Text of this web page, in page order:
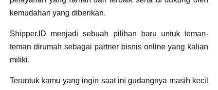
kemudahan yang diberikan.
Shipper.ID menjadi sebuah pilihan baru untuk teman-
teman dirumah sebagai partner bisnis online yang kalian
miliki.
Teruntuk kamu yang ingin saat ini gudangnya masih kecil